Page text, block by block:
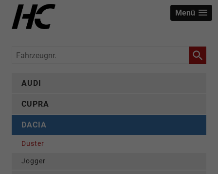
Menü
Fahrzeugnr.
AUDI
CUPRA
DACIA
Duster
Jogger